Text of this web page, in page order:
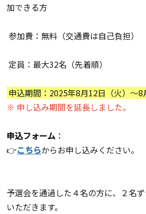
加できる方
参加費：無料（交通費は自己負担）
定員：最大32名（先着順）
申込期間：2025年8月12日（火）〜8
※ 申し込み期間を延長しました。
申込フォーム ：
👉こちらからお申し込みください。
予選会を通過した４名の方に、２名
いただきます。